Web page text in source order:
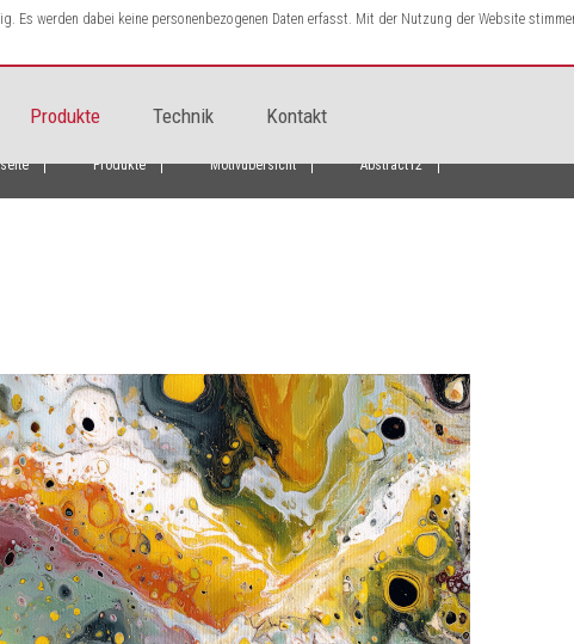
Es werden dabei keine personenbezogenen Daten erfasst. Mit der Nutzung der Website
Produkte Technik Kontakt
Produkte Motivübersicht Abstract12